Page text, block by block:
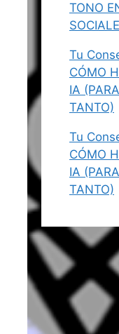
TONO
Tu
CÓMO
IA
TANTO)
Tu
CÓMO
IA
TANTO)